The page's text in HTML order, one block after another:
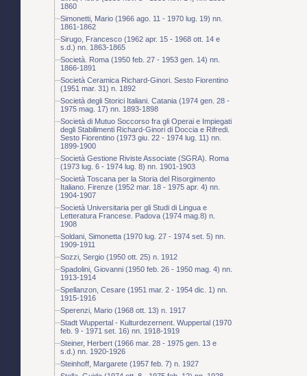
1860
Simonetti, Mario (1966 ago. 11 - 1970 lug. 19) nn.
1861-1862
Sirugo, Francesco (1962 apr. 15 - 1968 ott. 14 e
s.d.) nn. 1863-1865
Società. Roma (1950 feb. 27 - 1953 gen. 14) nn.
1866-1891
Società Ceramica Richard-Ginori. Sesto Fiorentino
(1951 mar. 31) n. 1892
Società degli Storici Italiani. Catania (1974 gen. 28 -
1975 mag. 17) nn. 1893-1898
Società di Mutuo Soccorso fra gli Operai e Impiegati
degli Stabilimenti Richard-Ginori di Doccia e Rifredi.
Sesto Fiorentino (1973 giu. 22 - 1974 lug. 11) nn.
1899-1900
Società Gestione Riviste Associate (SGRA). Roma
(1973 lug. 6 - 1974 lug. 8) nn. 1901-1903
Società Toscana per la Storia del Risorgimento
Italiano. Firenze (1952 mar. 18 - 1975 apr. 4) nn.
1904-1907
Società Universitaria per gli Studi di Lingua e
Letteratura Francese. Padova (1974 mag.8) n.
1908
Soldani, Simonetta (1970 lug. 27 - 1974 set. 5) nn.
1909-1911
Sozzi, Sergio (1950 ott. 25) n. 1912
Spadolini, Giovanni (1950 feb. 26 - 1950 mag. 4) nn.
1913-1914
Spellanzon, Cesare (1951 mar. 2 - 1954 dic. 1) nn.
1915-1916
Sperenzi, Mario (1968 ott. 13) n. 1917
Stadt Wuppertal - Kulturdezernent. Wuppertal (1970
feb. 9 - 1971 set. 16) nn. 1918-1919
Steiner, Herbert (1966 mar. 28 - 1975 gen. 13 e
s.d.) nn. 1920-1926
Steinhoff, Margarete (1957 feb. 7) n. 1927